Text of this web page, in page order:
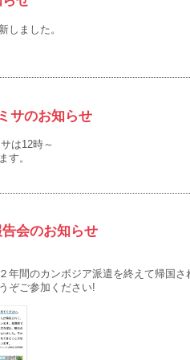
しました。
サのお知らせ
は12時～
す。
会のお知らせ
年間のカンボジア派遣を終えて帰国さ
ぞご参加ください!